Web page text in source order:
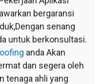
bergaransi
senang
untuk berkonsultasi.
anda Akan
dan segera oleh
tenaga ahli yang